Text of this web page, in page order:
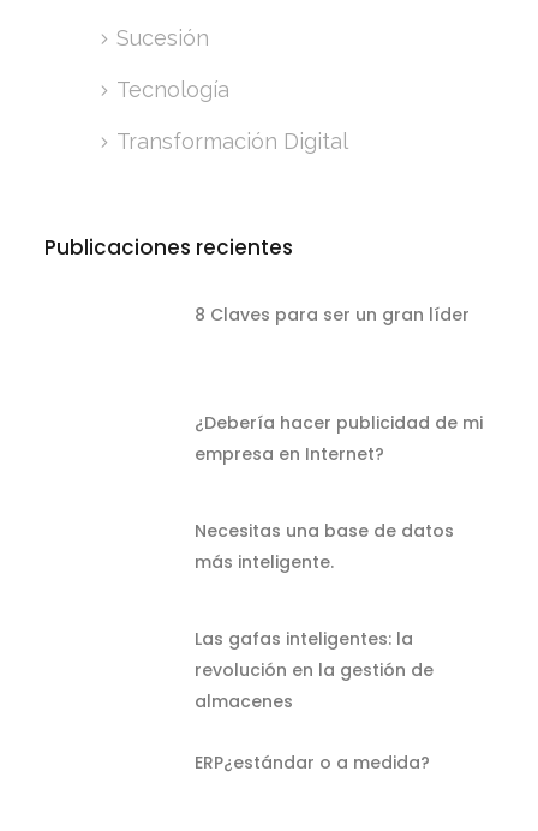
Sucesión
Tecnología
Transformación Digital
Publicaciones recientes
8 Claves para ser un gran líder
¿Debería hacer publicidad de mi
empresa en Internet?
Necesitas una base de datos
más inteligente.
Las gafas inteligentes: la
revolución en la gestión de
almacenes
ERP¿estándar o a medida?